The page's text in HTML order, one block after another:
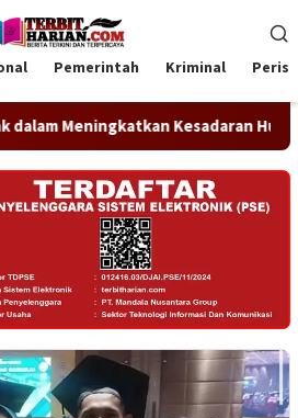
Pemerintah Kriminal
Kesadaran Hukum